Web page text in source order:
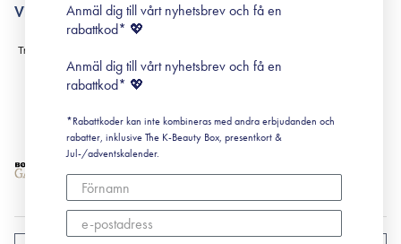
Black Friday
Villkor
Leverans & Retur
Köpvillkor
Prenumerationsvillkor
Cookiepolicy
Anmäl dig till vårt nyhetsbrev och få en
rabattkod* 💖
Anmäl dig till vårt nyhetsbrev och få en
rabattkod* 💖
*Rabattkoder kan inte kombineras med andra erbjudanden och
rabatter, inklusive The K-Beauty Box, presentkort &
Jul-/adventskalender.